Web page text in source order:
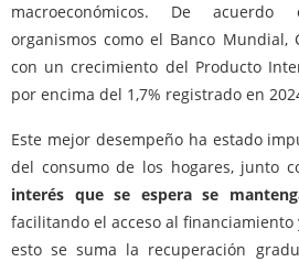
macroeconómicos. De
organismos como el Banco Mundial,
con un crecimiento del Producto
por encima del 1,7% registrado en
Este mejor desempeño ha estado
del consumo de los hogares, junto
interés que se espera se
facilitando el acceso al
esto se suma la recuperación